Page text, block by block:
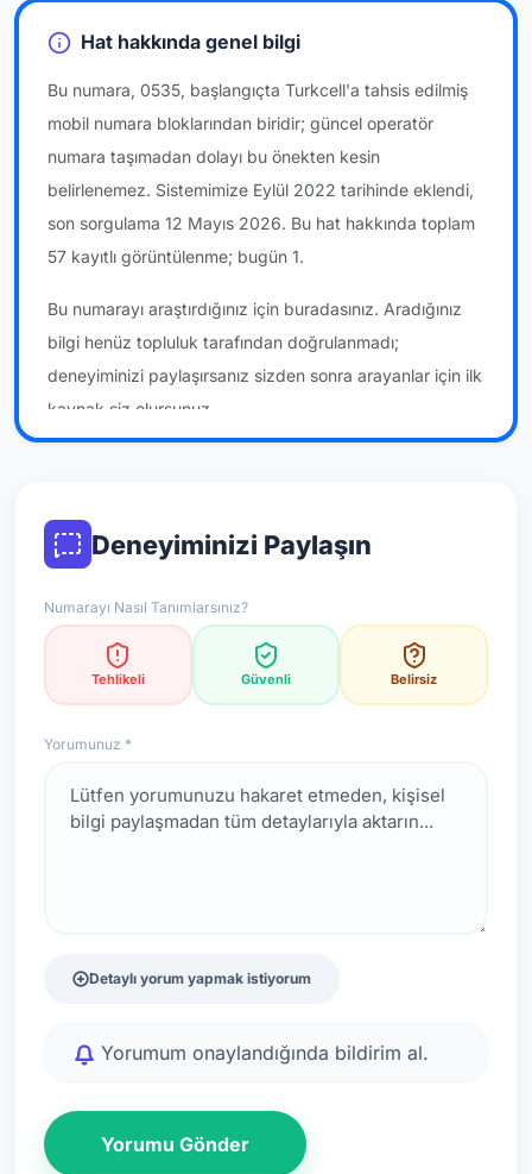
Hat hakkında genel bilgi
Bu numara, 0535, başlangıçta Turkcell'a tahsis edilmiş
mobil numara bloklarından biridir; güncel operatör
numara taşımadan dolayı bu önekten kesin
belirlenemez. Sistemimize Eylül 2022 tarihinde eklendi,
son sorgulama 12 Mayıs 2026. Bu hat hakkında toplam
57 kayıtlı görüntülenme; bugün 1.
Bu numarayı araştırdığınız için buradasınız. Aradığınız
bilgi henüz topluluk tarafından doğrulanmadı;
deneyiminizi paylaşırsanız sizden sonra arayanlar için ilk
kaynak siz olursunuz.
Deneyiminizi Paylaşın
Numarayı Nasıl Tanımlarsınız?
Tehlikeli Güvenli Belirsiz
Yorumunuz *
Detaylı yorum yapmak istiyorum
Yorumum onaylandığında bildirim al.
Yorumu Gönder